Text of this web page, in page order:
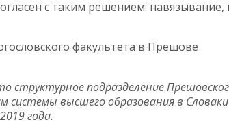
с таким решением:
факультета в Прешове
структурное подразделение
системы высшего образования в
года.